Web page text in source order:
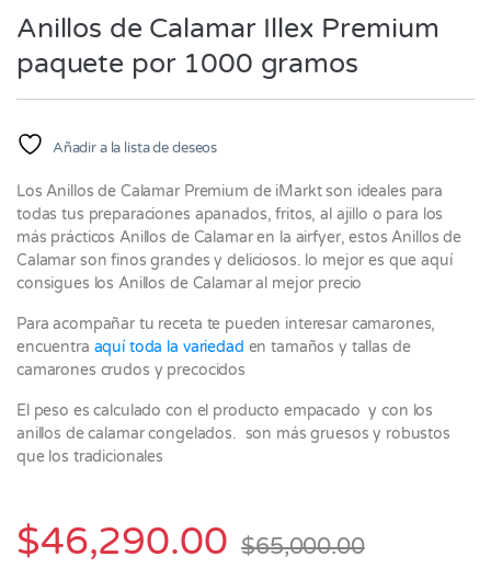
Anillos de Calamar Illex Premium
paquete por 1000 gramos
Añadir a la lista de deseos
Los Anillos de Calamar Premium de iMarkt son ideales para
todas tus preparaciones apanados, fritos, al ajillo o para los
más prácticos Anillos de Calamar en la airfyer, estos Anillos de
Calamar son finos grandes y deliciosos. lo mejor es que aquí
consigues los Anillos de Calamar al mejor precio
Para acompañar tu receta te pueden interesar camarones,
encuentra aquí toda la variedad en tamaños y tallas de
camarones crudos y precocidos
El peso es calculado con el producto empacado y con los
anillos de calamar congelados. son más gruesos y robustos
que los tradicionales
$46,290.00 $65,000.00